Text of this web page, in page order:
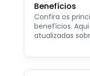
Benefícios
Confira os
benefícios. Aqui você tem informações
atualizadas
pensionista e